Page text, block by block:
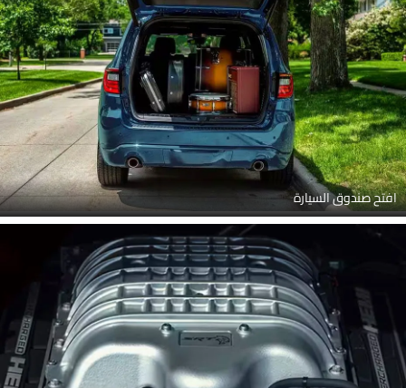
افتح صندوق السيارة